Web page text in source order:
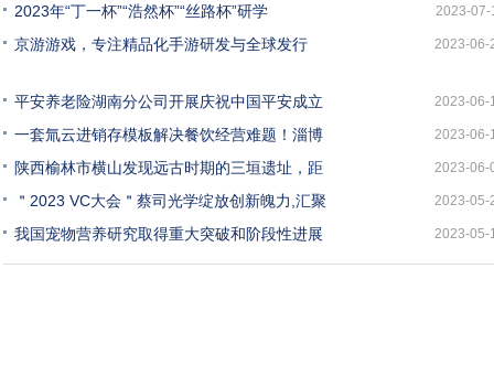
2023年“丁一杯”“浩然杯”“丝路杯”研学 2023-07-
京游游戏，专注精品化手游研发与全球发行 2023-06-
平安养老险湖南分公司开展庆祝中国平安成立 2023-06-
一套氚云进销存模板解决餐饮经营难题！淄博 2023-06-
陕西榆林市横山发现远古时期的三垣遗址，距 2023-06-
＂2023 VC大会＂蔡司光学绽放创新魄力,汇聚 2023-05-
我国宠物营养研究取得重大突破和阶段性进展 2023-05-